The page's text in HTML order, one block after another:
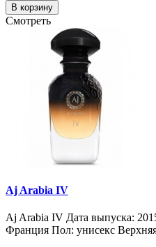
В корзину
Смотреть
Aj Arabia IV
Aj Arabia IV Дата выпуска:
Франция Пол: унисекс